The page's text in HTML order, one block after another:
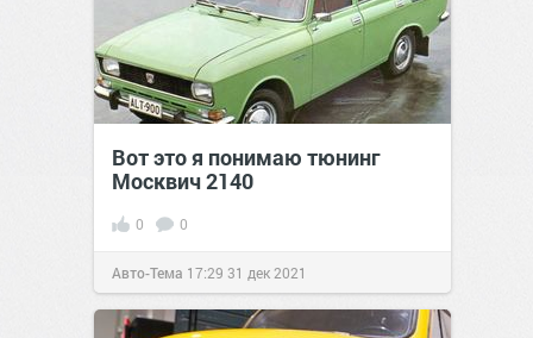
Вот это я понимаю тюнинг
Москвич 2140
0 0
Авто-Тема 17:29 31 дек 2021